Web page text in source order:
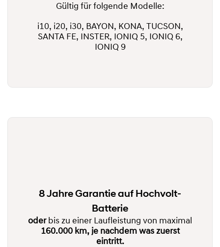
Gültig für folgende Modelle:
i10, i20, i30, BAYON, KONA, TUCSON,
SANTA FE, INSTER, IONIQ 5, IONIQ 6,
IONIQ 9
8 Jahre Garantie auf Hochvolt-
Batterie
oderbis zu einer Laufleistung von maximal
160.000 km, je nachdem was zuerst
eintritt.